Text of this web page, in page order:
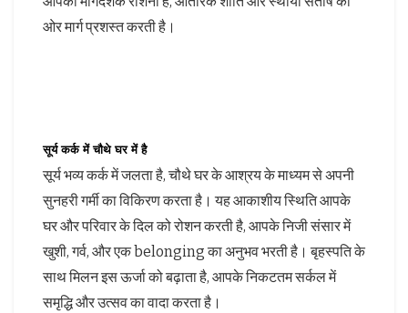
ओर मार्ग प्रशस्त करती है।
सूर्य कर्क में चौथे घर में है
सूर्य भव्य कर्क में जलता है, चौथे घर के आश्रय के माध्यम से अपनी
सुनहरी गर्मी का विकिरण करता है। यह आकाशीय स्थिति आपके
घर और परिवार के दिल को रोशन करती है, आपके निजी संसार में
खुशी, गर्व, और एक belonging का अनुभव भरती है। बृहस्पति के
साथ मिलन इस ऊर्जा को बढ़ाता है, आपके निकटतम सर्कल में
समृद्धि और उत्सव का वादा करता है।